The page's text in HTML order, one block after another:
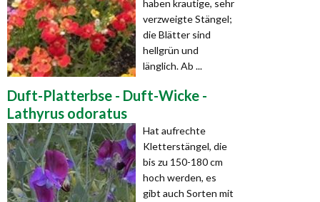
haben krautige, sehr
verzweigte Stängel;
die Blätter sind
hellgrün und
länglich. Ab ...
Duft-Platterbse - Duft-Wicke -
Lathyrus odoratus
Hat aufrechte
Kletterstängel, die
bis zu 150-180 cm
hoch werden, es
gibt auch Sorten mit